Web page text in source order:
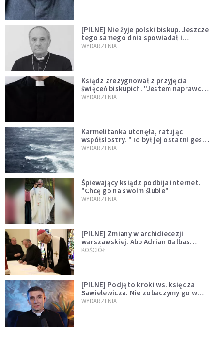
[PILNE] Nie żyje polski biskup. Jeszcze
tego samego dnia spowiadał i
sprawował Mszę świętą
WYDARZENIA
Ksiądz zrezygnował z przyjęcia
święceń biskupich. "Jestem naprawdę
niegodny"
WYDARZENIA
Karmelitanka utonęła, ratując
współsiostry. "To był jej ostatni gest
miłości"
WYDARZENIA
Śpiewający ksiądz podbija internet.
"Chcę go na swoim ślubie"
WYDARZENIA
[PILNE] Zmiany w archidiecezji
warszawskiej. Abp Adrian Galbas
wręczył dekrety nowym proboszczom
KOŚCIÓŁ
[PILNE] Podjęto kroki ws. księdza
Sawielewicza. Nie zobaczymy go w
mediach
WYDARZENIA